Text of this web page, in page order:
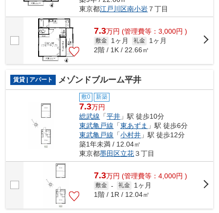
東京都江戸川区南小岩 ７丁目
7.3万円 (管理費等：3,000円 )
敷金 1ヶ月 礼金
1ヶ月
2階 / 1K / 22.66㎡
賃貸 | アパート メゾンドブルーム平井
敷0 新築
7.3万円
総武線 「平井 」駅 徒歩10分
東武亀戸線 「東あずま 」駅 徒歩6分
東武亀戸線 「小村井 」駅 徒歩12分
築1年未満 / 12.04㎡
東京都墨田区立花３丁目
7.3万円 (管理費等：4,000円 )
敷金 - 礼金
1ヶ月
1階 / 1R / 12.04㎡